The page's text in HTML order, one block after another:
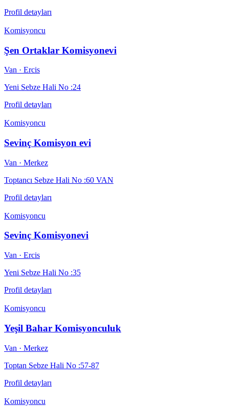
Profil detayları
Komisyoncu
Şen Ortaklar Komisyonevi
Van · Ercis
Yeni Sebze Hali No :24
Profil detayları
Komisyoncu
Sevinç Komisyon evi
Van · Merkez
Toptancı Sebze Hali No :60 VAN
Profil detayları
Komisyoncu
Sevinç Komisyonevi
Van · Ercis
Yeni Sebze Hali No :35
Profil detayları
Komisyoncu
Yeşil Bahar Komisyonculuk
Van · Merkez
Toptan Sebze Hali No :57-87
Profil detayları
Komisyoncu